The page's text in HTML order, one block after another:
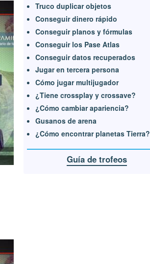
Truco duplicar objetos
Conseguir dinero rápido
Conseguir planos y fórmulas
Conseguir los Pase Atlas
Conseguir datos recuperados
Jugar en tercera persona
Cómo jugar multijugador
¿Tiene crossplay y crossave?
¿Cómo cambiar apariencia?
Gusanos de arena
¿Cómo encontrar planetas Tierra?
Guía de trofeos